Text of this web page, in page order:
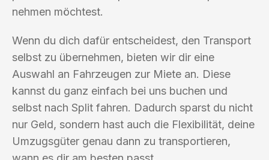
nehmen möchtest.
Wenn du dich dafür entscheidest, den Transport
selbst zu übernehmen, bieten wir dir eine
Auswahl an Fahrzeugen zur Miete an. Diese
kannst du ganz einfach bei uns buchen und
selbst nach Split fahren. Dadurch sparst du nicht
nur Geld, sondern hast auch die Flexibilität, deine
Umzugsgüter genau dann zu transportieren,